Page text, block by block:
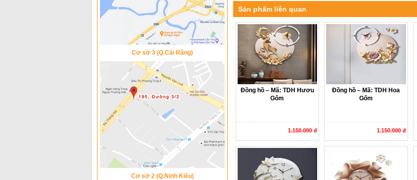
Cơ sở 3 (Q.Cái Răng)
Cơ sở 2 (Q.Ninh Kiều)
Sản phẩm liên quan
Đồng hồ – Mã: TDH Hươu
Gốm
1.150.000 đ
Đồng hồ – Mã: TDH Hoa
Gốm
1.150.000 đ